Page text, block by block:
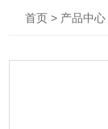
首页> 产品中心